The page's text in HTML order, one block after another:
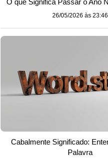
O que Significa Passar o Ano
26/05/2026 às 23:46
Cabalmente Significado:
Palavra